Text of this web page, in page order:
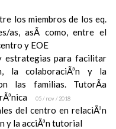
los miembros de los eq.
as, asÃ­ como, entre el
y EOE
estrategias para facilitar
la colaboraciÃ³n y la
las familias. TutorÃ­a
05 / nov / 2018
del centro en relaciÃ³n
y la acciÃ³n tutorial